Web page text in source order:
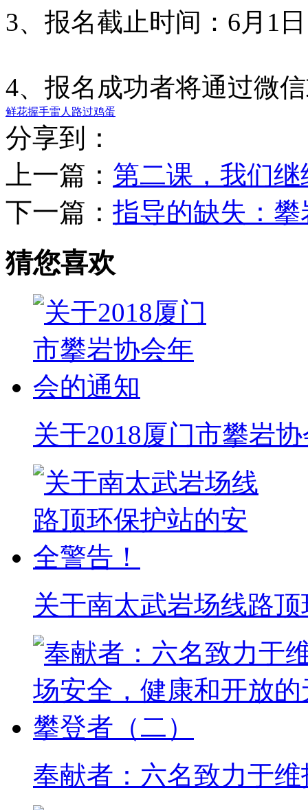
3、报名截止时间：6月1日
4、报名成功者将通过微
鲜花握手雷人 路过鸡蛋
分享到：
上一篇： 第二课，我们继
下一篇： 指导的缺失：
猜您喜欢
关于2018厦门市攀岩
关于南太武岩场线路
奉献者：六名致力于